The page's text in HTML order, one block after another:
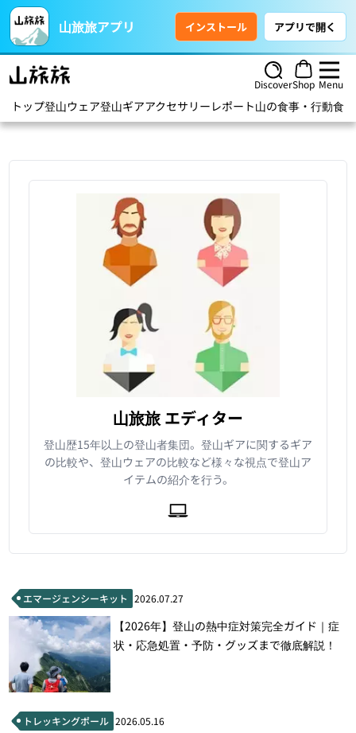
山旅旅アプリ インストール アプリで開く
DiscoverShop Menu
トップ登山ウェア登山ギアアクセサリー レポート山の食事・行動食
山旅旅 エディター
登山歴15年以上の登山者集団。登山ギアに関するギア
の比較や、登山ウェアの比較など様々な視点で登山ア
イテムの紹介を行う。
エマージェンシーキット 2026.07.27
【2026年】登山の熱中症対策完全ガイド｜症
状・応急処置・予防・グッズまで徹底解説！
トレッキングポール 2026.05.16